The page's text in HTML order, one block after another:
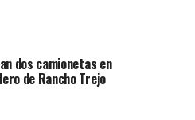
Humanos, informó
que cuentan, es
un total de 278 colonias,
ir en aumento tras culminar
dos camionetas en
de Rancho Trejo